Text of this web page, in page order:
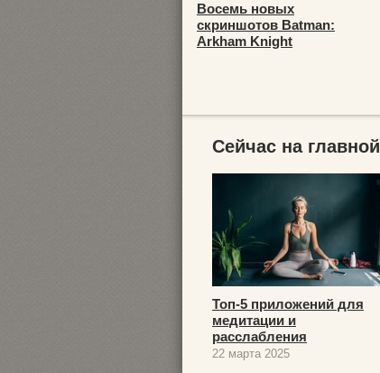
Восемь новых
скриншотов Batman:
Arkham Knight
Сейчас на главной
Топ-5 приложений для
медитации и
расслабления
22 марта 2025